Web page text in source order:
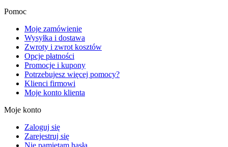
Pomoc
Moje zamówienie
Wysyłka i dostawa
Zwroty i zwrot kosztów
Opcje płatności
Promocje i kupony
Potrzebujesz więcej pomocy?
Klienci firmowi
Moje konto klienta
Moje konto
Zaloguj się
Zarejestruj się